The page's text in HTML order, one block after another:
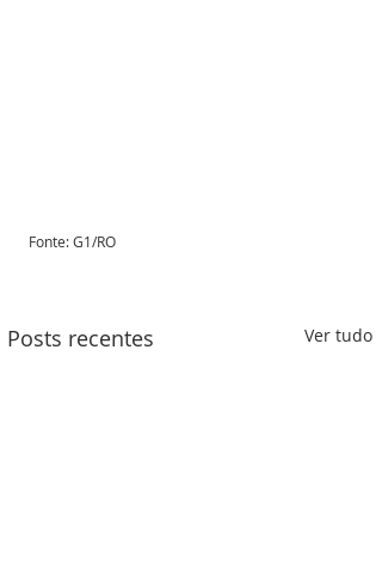
Fonte: G1/RO
Posts recentes Ver tudo